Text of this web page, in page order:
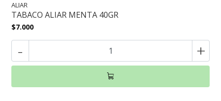
ALIAR
TABACO ALIAR MENTA 40GR
$7.000
- +